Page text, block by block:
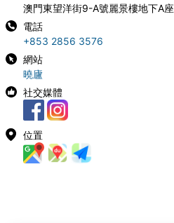
澳門東望洋街9-A號麗景樓地下A座
電話
+853 2856 3576
網站
曉廬
社交媒體
位置